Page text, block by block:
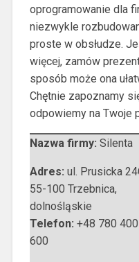
oprogramowanie dla
niezwykle
proste w obsłudze.
więcej, zamów
sposób może ona
Chętnie zapoznamy
odpowiemy na Twoje
Nazwa firmy: Silenta
Adres: ul. Prusicka
55-100 Trzebnica,
dolnośląskie
Telefon: +48 780 400
600